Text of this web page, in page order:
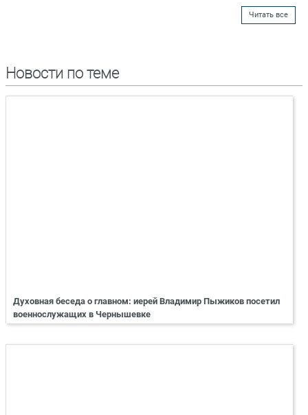
Читать все
Новости по теме
Духовная беседа о главном: иерей Владимир Пыжиков посетил
военнослужащих в Чернышевке